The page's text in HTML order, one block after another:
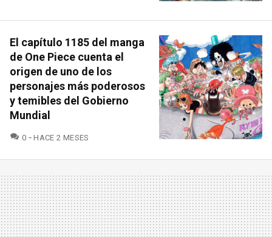
El capítulo 1185 del manga
de One Piece cuenta el
origen de uno de los
personajes más poderosos
y temibles del Gobierno
Mundial
0 COMENTARIOS
HACE 2 MESES